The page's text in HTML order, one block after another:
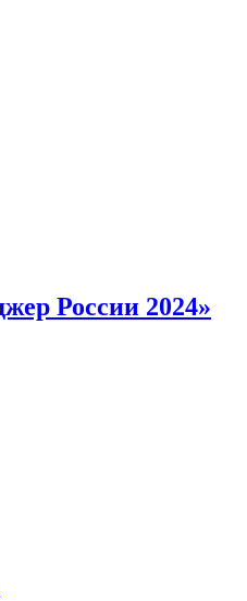
России 2024»